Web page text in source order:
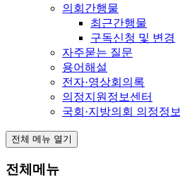
의회간행물
최근간행물
구독신청 및 변경
자주묻는 질문
용어해설
전자·영상회의록
의정지원정보센터
국회·지방의회 의정정보
전체 메뉴 열기
전체메뉴